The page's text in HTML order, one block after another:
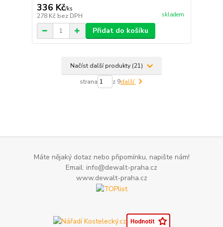
336 Kč/ks
278 Kč bez DPH skladem
Přidat do košíku
Načíst další produkty (21)
strana z 9další
Máte nějaký dotaz nebo připomínku, napište nám!
Email: info@dewalt-praha.cz
www.dewalt-praha.cz